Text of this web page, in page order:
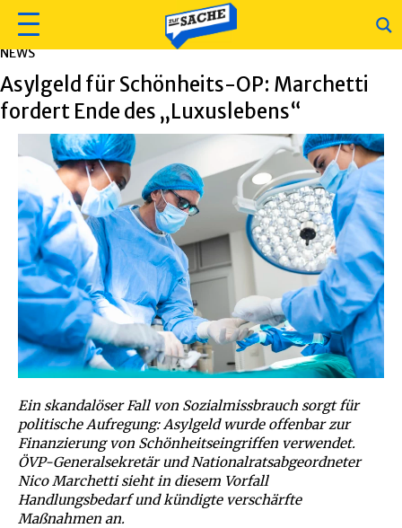
NEWS
Asylgeld für Schönheits-OP: Marchetti
fordert Ende des „Luxuslebens“
Ein skandalöser Fall von Sozialmissbrauch sorgt für
politische Aufregung: Asylgeld wurde offenbar zur
Finanzierung von Schönheitseingriffen verwendet.
ÖVP-Generalsekretär und Nationalratsabgeordneter
Nico Marchetti sieht in diesem Vorfall
Handlungsbedarf und kündigte verschärfte
Maßnahmen an.